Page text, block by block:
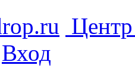
Вход